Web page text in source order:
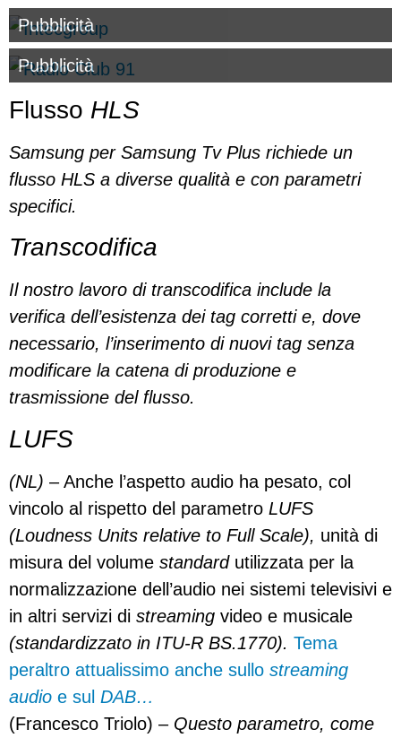
Pubblicità
Pubblicità
Flusso HLS
Samsung per Samsung Tv Plus richiede un
flusso HLS a diverse qualità e con parametri
specifici.
Transcodifica
Il nostro lavoro di transcodifica include la
verifica dell’esistenza dei tag corretti e, dove
necessario, l’inserimento di nuovi tag senza
modificare la catena di produzione e
trasmissione del flusso.
LUFS
(NL) – Anche l’aspetto audio ha pesato, col
vincolo al rispetto del parametro LUFS
(Loudness Units relative to Full Scale), unità di
misura del volume standard utilizzata per la
normalizzazione dell’audio nei sistemi televisivi e
in altri servizi di streaming video e musicale
(standardizzato in ITU-R BS.1770). Tema
peraltro attualissimo anche sullo streaming
audio e sul DAB…
(Francesco Triolo) – Questo parametro, come